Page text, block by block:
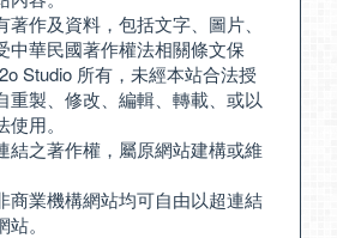
著作及資料，包括文字、圖片、
中華民國著作權法相關條文保
Studio 所有，未經本站合法授
重製、修改、編輯、轉載、或以
用。
結之著作權，屬原網站建構或維
商業機構網站均可自由以超連結
。